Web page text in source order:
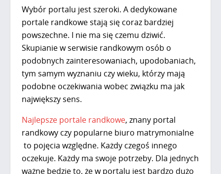
Wybór portalu jest szeroki. A dedykowane
portale randkowe stają się coraz bardziej
powszechne. I nie ma się czemu dziwić.
Skupianie w serwisie randkowym osób o
podobnych zainteresowaniach, upodobaniach,
tym samym wyznaniu czy wieku, którzy mają
podobne oczekiwania wobec związku ma jak
największy sens.
Najlepsze portale randkowe, znany portal
randkowy czy popularne biuro matrymonialne
to pojęcia względne. Każdy czegoś innego
oczekuje. Każdy ma swoje potrzeby. Dla jednych
ważne będzie to, że w portalu jest bardzo dużo